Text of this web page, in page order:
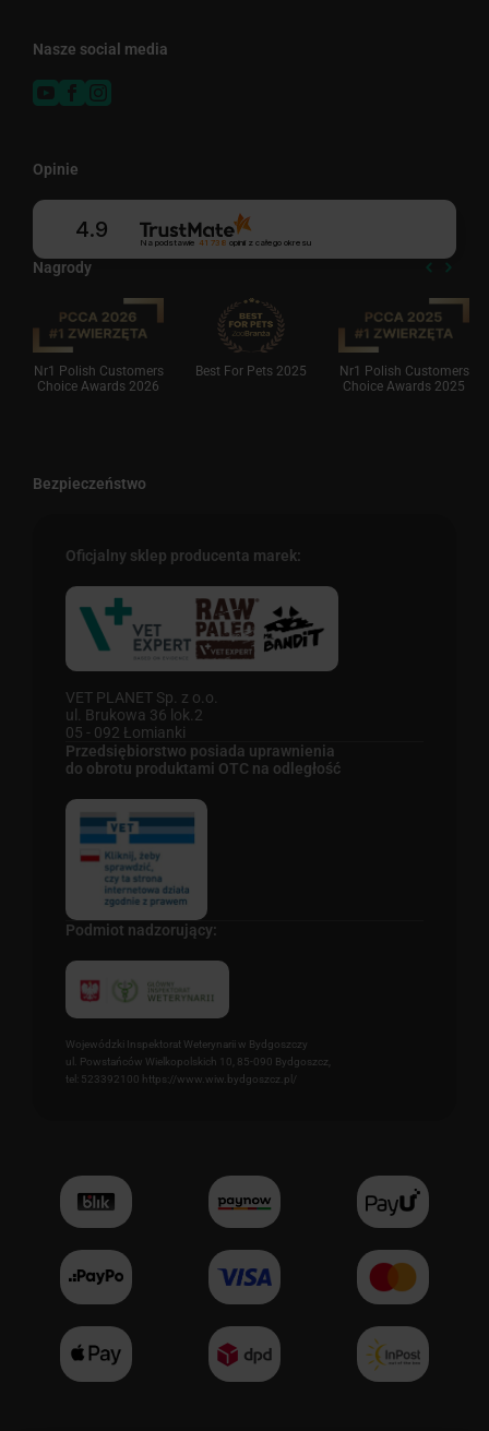
Nasze social media
Nagrody
Nr1 Polish Customers
Choice Awards 2026
Best For Pets 2025
Nr1 Polish Customers
Choice Awards 2025
Opinie
4.9
Na podstawie 41 738 opinii z całego okresu
Bezpieczeństwo
Oficjalny sklep producenta marek:
VET PLANET Sp. z o.o.
ul. Brukowa 36 lok.2
05 - 092 Łomianki
Przedsiębiorstwo posiada uprawnienia
do obrotu produktami OTC na odległość
Podmiot nadzorujący:
Wojewódzki Inspektorat Weterynarii w Bydgoszczy
ul. Powstańców Wielkopolskich 10, 85-090 Bydgoszcz,
tel: 523392100 https://www.wiw.bydgoszcz.pl/